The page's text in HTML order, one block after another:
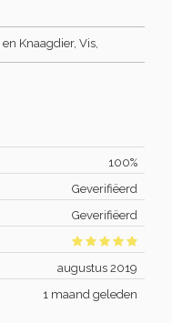
Knaagdier, Vis,
100%
Geverifiëerd
Geverifiëerd
augustus 2019
1 maand geleden